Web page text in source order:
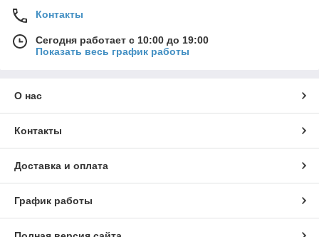
Контакты
Сегодня работает с 10:00 до 19:00
Показать весь график работы
О нас
Контакты
Доставка и оплата
График работы